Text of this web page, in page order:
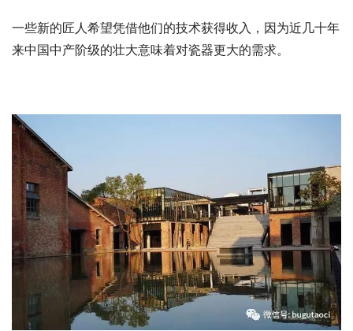
一些新的匠人希望凭借他们的技术获得收入，因为近几十年
来中国中产阶级的壮大意味着对瓷器更大的需求。